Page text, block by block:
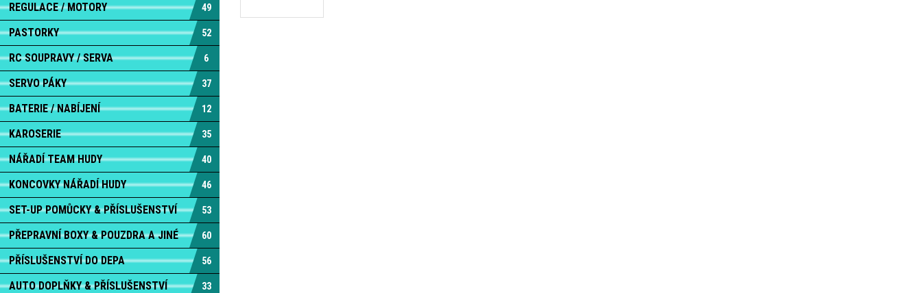
REGULACE / MOTORY 49
PASTORKY 52
RC SOUPRAVY / SERVA 6
SERVO PÁKY 37
BATERIE / NABÍJENÍ 12
KAROSERIE 35
NÁŘADÍ TEAM HUDY 40
KONCOVKY NÁŘADÍ HUDY 46
SET-UP POMŮCKY & PŘÍSLUŠENSTVÍ 53
PŘEPRAVNÍ BOXY & POUZDRA A JINÉ 60
PŘÍSLUŠENSTVÍ DO DEPA 56
AUTO DOPLŇKY & PŘÍSLUŠENSTVÍ 33